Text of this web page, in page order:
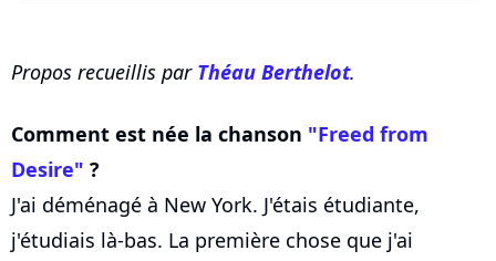
Propos recueillis par Théau Berthelot.
Comment est née la chanson "Freed from
Desire" ?
J'ai déménagé à New York. J'étais étudiante,
j'étudiais là-bas. La première chose que j'ai